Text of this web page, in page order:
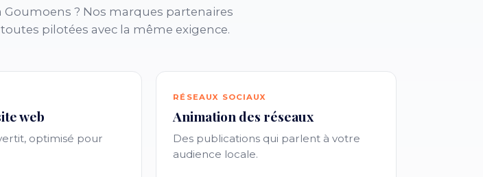
Goumoens ? Nos marques partenaires
pilotées avec la même exigence.
web
optimisé pour
RÉSEAUX SOCIAUX
Animation des réseaux
Des publications qui parlent à votre
audience locale.